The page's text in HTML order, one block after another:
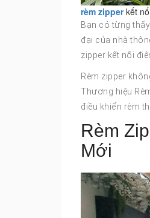
rèm zipperkết
Bạn có từng
đại của nhà
zipper kết nối
Rèm zipper
Thương hiệu
điều khiển rèm
Rèm
Mới